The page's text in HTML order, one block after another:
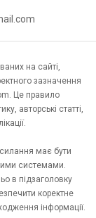
на сайті,
зазначення
Це правило
авторські статті,
має бути
системами.
в підзаголовку
коректне
інформації.